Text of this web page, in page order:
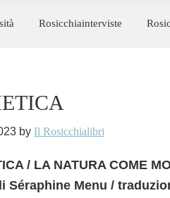
Rosicchiainterviste
by Il Rosicchialibri
/ LA NATURA COME
Séraphine Menu /